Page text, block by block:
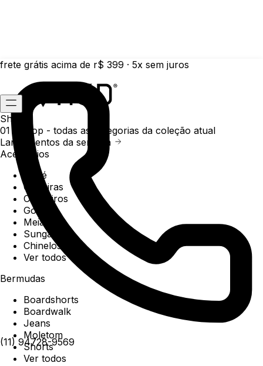
frete grátis acima de r$ 399 · 5x sem juros
(11) 94728-9569
Shop
01 /
Shop - todas as categorias da coleção atual
Lançamentos da semana
Acessórios
Boné
Carteiras
Chaveiros
Gorros
Meias
Sunga
Chinelos
Ver todos
Bermudas
Boardshorts
Boardwalk
Jeans
Moletom
Shorts
Ver todos